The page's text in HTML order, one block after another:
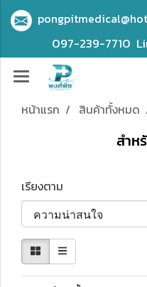
097-239-7710
หน้าแรก สินค้าทั้งหมด
สำห
เรียงตาม